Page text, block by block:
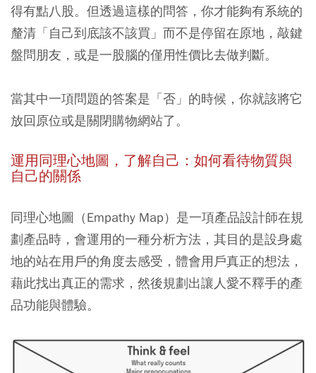
得有點八股。但透過這樣的問答，你才能夠有系統的
釐清「自己到底該不該買」而不是停留在原地，敲鍵
盤問朋友，或是一股腦的僅用性價比去做判斷。
當其中一項問題的答案是「否」的時候，你就該將它
放回原位或是關閉購物網站了。
運用同理心地圖，了解自己：如何看待物質與
自己的關係
同理心地圖（Empathy Map）是一項產品設計師在規
劃產品時，會運用的一種分析方法，其目的是設身處
地的站在用戶的角度去感受，體會用戶真正的想法，
藉此找出真正的需求，然後規劃出讓人愛不釋手的產
品功能與體驗。